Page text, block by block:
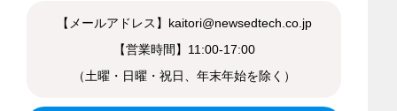
【メールアドレス】kaitori@newsedtech.co.jp
【営業時間】11:00-17:00
（土曜・日曜・祝日、年末年始を除く）